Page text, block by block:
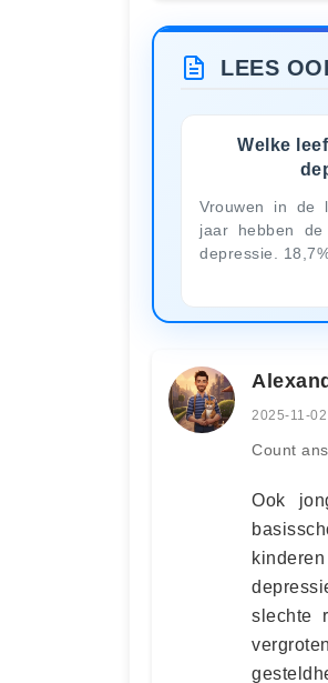
LEES
Welke
Vrouwen in de
jaar hebben
depressie.
2025-11-
Count
Ook
slechte